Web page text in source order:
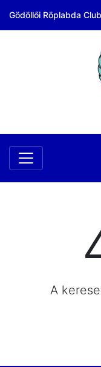
Gödöllői Röplabda Club
A